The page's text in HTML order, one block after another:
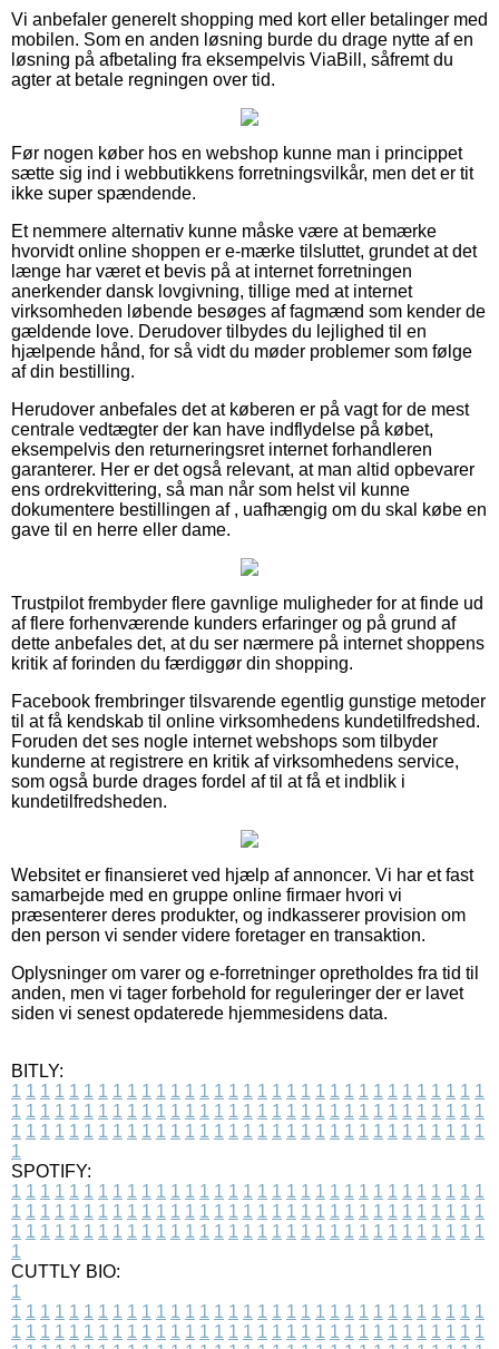
Vi anbefaler generelt shopping med kort eller betalinger med
mobilen. Som en anden løsning burde du drage nytte af en
løsning på afbetaling fra eksempelvis ViaBill, såfremt du
agter at betale regningen over tid.
Før nogen køber hos en webshop kunne man i princippet
sætte sig ind i webbutikkens forretningsvilkår, men det er tit
ikke super spændende.
Et nemmere alternativ kunne måske være at bemærke
hvorvidt online shoppen er e-mærke tilsluttet, grundet at det
længe har været et bevis på at internet forretningen
anerkender dansk lovgivning, tillige med at internet
virksomheden løbende besøges af fagmænd som kender de
gældende love. Derudover tilbydes du lejlighed til en
hjælpende hånd, for så vidt du møder problemer som følge
af din bestilling.
Herudover anbefales det at køberen er på vagt for de mest
centrale vedtægter der kan have indflydelse på købet,
eksempelvis den returneringsret internet forhandleren
garanterer. Her er det også relevant, at man altid opbevarer
ens ordrekvittering, så man når som helst vil kunne
dokumentere bestillingen af , uafhængig om du skal købe en
gave til en herre eller dame.
Trustpilot frembyder flere gavnlige muligheder for at finde ud
af flere forhenværende kunders erfaringer og på grund af
dette anbefales det, at du ser nærmere på internet shoppens
kritik af forinden du færdiggør din shopping.
Facebook frembringer tilsvarende egentlig gunstige metoder
til at få kendskab til online virksomhedens kundetilfredshed.
Foruden det ses nogle internet webshops som tilbyder
kunderne at registrere en kritik af virksomhedens service,
som også burde drages fordel af til at få et indblik i
kundetilfredsheden.
Websitet er finansieret ved hjælp af annoncer. Vi har et fast
samarbejde med en gruppe online firmaer hvori vi
præsenterer deres produkter, og indkasserer provision om
den person vi sender videre foretager en transaktion.
Oplysninger om varer og e-forretninger opretholdes fra tid til
anden, men vi tager forbehold for reguleringer der er lavet
siden vi senest opdaterede hjemmesidens data.
BITLY:
1 1 1 1 1 1 1 1 1 1 1 1 1 1 1 1 1 1 1 1 1 1 1 1 1 1 1 1 1 1 1 1 1
1 1 1 1 1 1 1 1 1 1 1 1 1 1 1 1 1 1 1 1 1 1 1 1 1 1 1 1 1 1 1 1 1
1 1 1 1 1 1 1 1 1 1 1 1 1 1 1 1 1 1 1 1 1 1 1 1 1 1 1 1 1 1 1 1 1
1
SPOTIFY:
1 1 1 1 1 1 1 1 1 1 1 1 1 1 1 1 1 1 1 1 1 1 1 1 1 1 1 1 1 1 1 1 1
1 1 1 1 1 1 1 1 1 1 1 1 1 1 1 1 1 1 1 1 1 1 1 1 1 1 1 1 1 1 1 1 1
1 1 1 1 1 1 1 1 1 1 1 1 1 1 1 1 1 1 1 1 1 1 1 1 1 1 1 1 1 1 1 1 1
1
CUTTLY BIO:
1
1 1 1 1 1 1 1 1 1 1 1 1 1 1 1 1 1 1 1 1 1 1 1 1 1 1 1 1 1 1 1 1 1
1 1 1 1 1 1 1 1 1 1 1 1 1 1 1 1 1 1 1 1 1 1 1 1 1 1 1 1 1 1 1 1 1